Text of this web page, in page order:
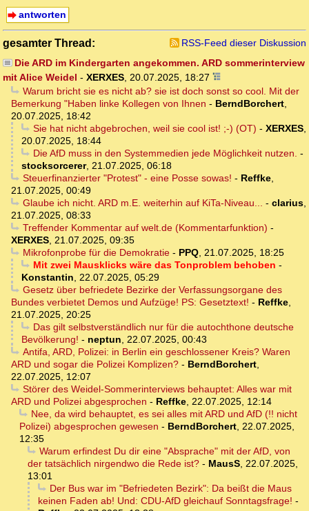
antworten
gesamter Thread:
RSS-Feed dieser Diskussion
Die ARD im Kindergarten angekommen. ARD sommerinterview
mit Alice Weidel - XERXES, 20.07.2025, 18:27
Warum bricht sie es nicht ab? sie ist doch sonst so cool. Mit der
Bemerkung "Haben linke Kollegen von Ihnen - BerndBorchert,
20.07.2025, 18:42
Sie hat nicht abgebrochen, weil sie cool ist! ;-) (OT) - XERXES,
20.07.2025, 18:44
Die AfD muss in den Systemmedien jede Möglichkeit nutzen. -
stocksorcerer, 21.07.2025, 06:18
Steuerfinanzierter "Protest" - eine Posse sowas! - Reffke,
21.07.2025, 00:49
Glaube ich nicht. ARD m.E. weiterhin auf KiTa-Niveau... - clarius,
21.07.2025, 08:33
Treffender Kommentar auf welt.de (Kommentarfunktion) -
XERXES, 21.07.2025, 09:35
Mikrofonprobe für die Demokratie- PPQ, 21.07.2025, 18:25
Mit zwei Mausklicks wäre das Tonproblem behoben -
Konstantin, 22.07.2025, 05:29
Gesetz über befriedete Bezirke der Verfassungsorgane des
Bundes verbietet Demos und Aufzüge! PS: Gesetztext! - Reffke,
21.07.2025, 20:25
Das gilt selbstverständlich nur für die autochthone deutsche
Bevölkerung! - neptun, 22.07.2025, 00:43
Antifa, ARD, Polizei: in Berlin ein geschlossener Kreis? Waren
ARD und sogar die Polizei Komplizen? - BerndBorchert,
22.07.2025, 12:07
Störer des Weidel-Sommerinterviews behauptet: Alles war mit
ARD und Polizei abgesprochen - Reffke, 22.07.2025, 12:14
Nee, da wird behauptet, es sei alles mit ARD und AfD (!! nicht
Polizei) abgesprochen gewesen - BerndBorchert, 22.07.2025,
12:35
Warum erfindest Du dir eine "Absprache" mit der AfD, von
der tatsächlich nirgendwo die Rede ist? - MausS, 22.07.2025,
13:01
Der Bus war im "Befriedeten Bezirk": Da beißt die Maus
keinen Faden ab! Und: CDU-AfD gleichauf Sonntagsfrage! -